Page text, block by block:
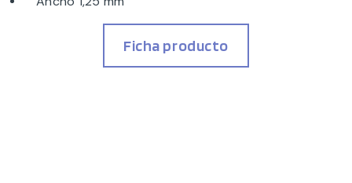
Ficha producto